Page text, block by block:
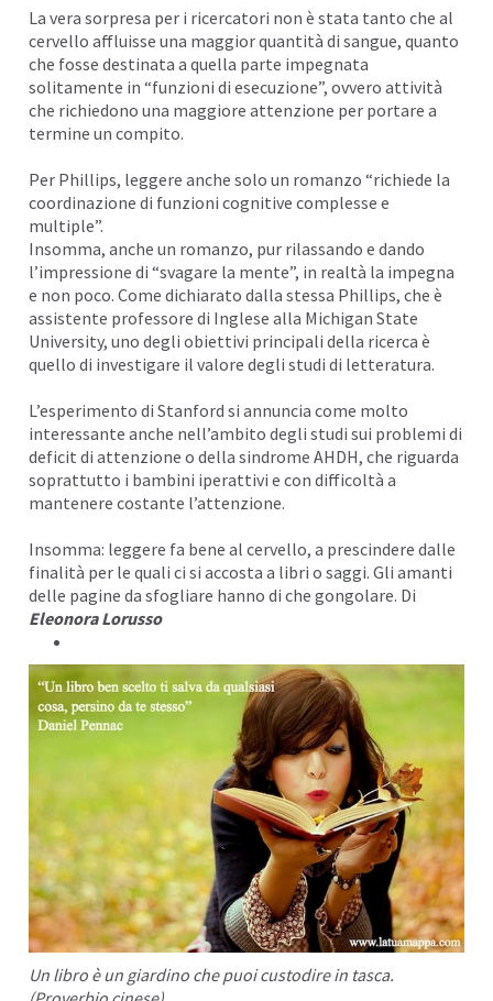
La vera sorpresa per i ricercatori non è stata tanto che al
cervello affluisse una maggior quantità di sangue, quanto
che fosse destinata a quella parte impegnata
solitamente in “funzioni di esecuzione”, ovvero attività
che richiedono una maggiore attenzione per portare a
termine un compito.
Per Phillips, leggere anche solo un romanzo “richiede la
coordinazione di funzioni cognitive complesse e
multiple”.
Insomma, anche un romanzo, pur rilassando e dando
l’impressione di “svagare la mente”, in realtà la impegna
e non poco. Come dichiarato dalla stessa Phillips, che è
assistente professore di Inglese alla Michigan State
University, uno degli obiettivi principali della ricerca è
quello di investigare il valore degli studi di letteratura.
L’esperimento di Stanford si annuncia come molto
interessante anche nell’ambito degli studi sui problemi di
deficit di attenzione o della sindrome AHDH, che riguarda
soprattutto i bambini iperattivi e con difficoltà a
mantenere costante l’attenzione.
Insomma: leggere fa bene al cervello, a prescindere dalle
finalità per le quali ci si accosta a libri o saggi. Gli amanti
delle pagine da sfogliare hanno di che gongolare. Di
Eleonora Lorusso
Un libro è un giardino che puoi custodire in tasca.